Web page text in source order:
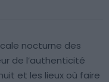
nocturne des
de l’authenticité
et les lieux où faire